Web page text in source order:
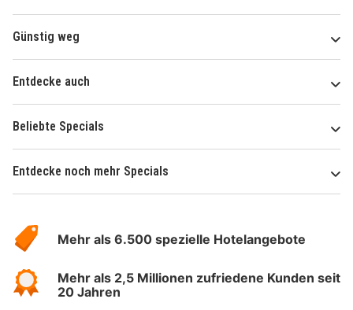
Günstig weg
Entdecke auch
Beliebte Specials
Entdecke noch mehr Specials
Hotelspecials
Mehr als 6.500 spezielle Hotelangebote
Mehr als 2,5 Millionen zufriedene Kunden seit
20 Jahren